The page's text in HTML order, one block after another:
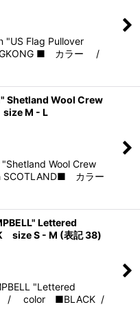
"US Flag Pullover
■ カラー /
Shetland Wool Crew
M - L
Wool Crew
SCOTLAND■ カラー
Lettered
size S - M (表記 38)
"Lettered
/ color ■BLACK /